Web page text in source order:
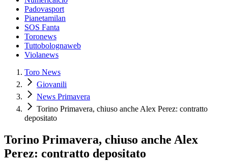
Padovasport
Pianetamilan
SOS Fanta
Toronews
Tuttobolognaweb
Violanews
Toro News
Giovanili
News Primavera
Torino Primavera, chiuso anche Alex Perez: contratto
depositato
Torino Primavera, chiuso anche Alex
Perez: contratto depositato